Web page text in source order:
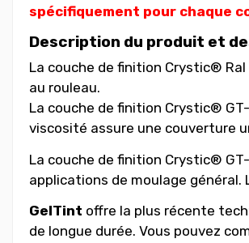
spécifiquement pour chaque
Description du produit et
La couche de finition Crystic®
au rouleau.
La couche de finition Crystic®
viscosité assure une couverture
La couche de finition Crystic®
applications de moulage
GelTint offre la plus récente
de longue durée. Vous pouvez